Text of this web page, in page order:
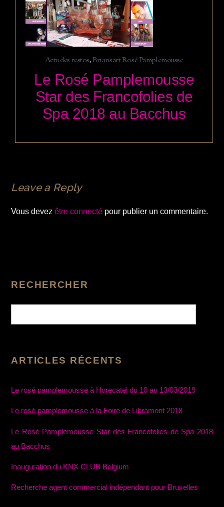
Actu des restos,Briansart Rosé Pamplemousse
Le Rosé Pamplemousse
Star des Francofolies de
Spa 2018 au Bacchus
Leave a Reply
Vous devezêtre connecté pour publier un commentaire.
RECHERCHER
ARTICLES RÉCENTS
Le rosé pamplemousse à Horecatel du 10 au 13/03/2019
Le rosé pamplemousse à la Foire de Libramont 2018
Le Rosé Pamplemousse Star des Francofolies de Spa 2018
au Bacchus
Inauguration du KNX CLUB Belgium
Recherche agent commercial indépendant pour Bruxelles